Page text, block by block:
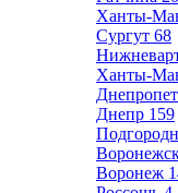
Ханты-
Сургут 68
Ханты-
Днепр 159
Воронеж